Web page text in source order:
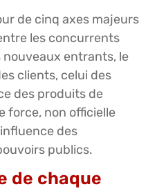
de cinq axes majeurs
les concurrents
nouveaux entrants, le
clients, celui des
des produits de
force, non officielle
des
publics.
de chaque